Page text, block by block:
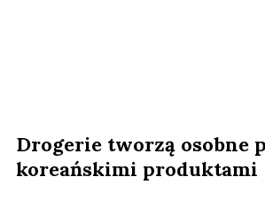
Drogerie tworzą osobne
koreańskimi produktami